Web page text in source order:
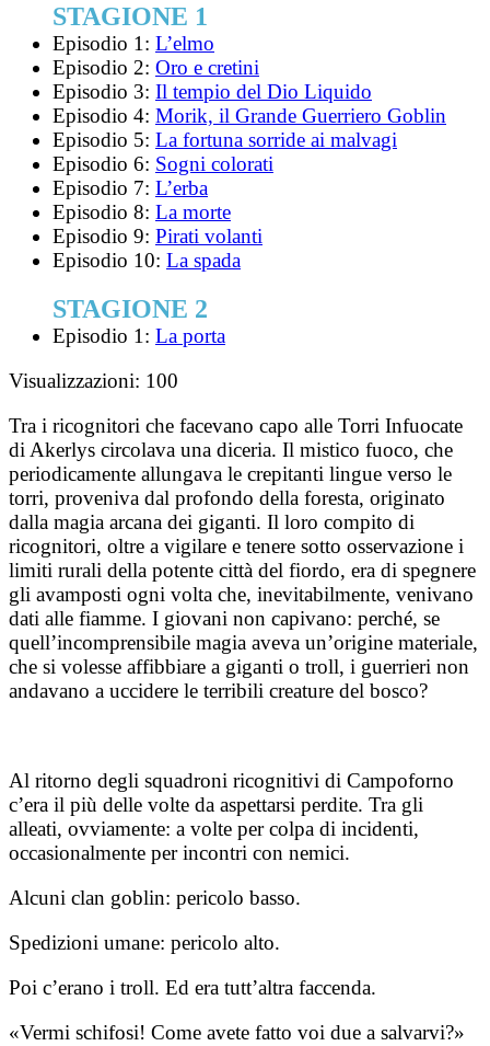
STAGIONE 1
Episodio 1: L’elmo
Episodio 2: Oro e cretini
Episodio 3: Il tempio del Dio Liquido
Episodio 4: Morik, il Grande Guerriero Goblin
Episodio 5: La fortuna sorride ai malvagi
Episodio 6: Sogni colorati
Episodio 7: L’erba
Episodio 8: La morte
Episodio 9: Pirati volanti
Episodio 10: La spada
STAGIONE 2
Episodio 1: La porta
Visualizzazioni: 100
Tra i ricognitori che facevano capo alle Torri Infuocate
di Akerlys circolava una diceria. Il mistico fuoco, che
periodicamente allungava le crepitanti lingue verso le
torri, proveniva dal profondo della foresta, originato
dalla magia arcana dei giganti. Il loro compito di
ricognitori, oltre a vigilare e tenere sotto osservazione i
limiti rurali della potente città del fiordo, era di spegnere
gli avamposti ogni volta che, inevitabilmente, venivano
dati alle fiamme. I giovani non capivano: perché, se
quell’incomprensibile magia aveva un’origine materiale,
che si volesse affibbiare a giganti o troll, i guerrieri non
andavano a uccidere le terribili creature del bosco?
Al ritorno degli squadroni ricognitivi di Campoforno
c’era il più delle volte da aspettarsi perdite. Tra gli
alleati, ovviamente: a volte per colpa di incidenti,
occasionalmente per incontri con nemici.
Alcuni clan goblin: pericolo basso.
Spedizioni umane: pericolo alto.
Poi c’erano i troll. Ed era tutt’altra faccenda.
«Vermi schifosi! Come avete fatto voi due a salvarvi?»